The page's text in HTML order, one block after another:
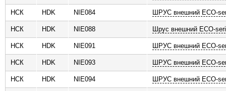
НСК HDK NIE084 ШРУС внешний ECO-
НСК HDK NIE088 Шрус внешний ECO-
НСК HDK NIE091 ШРУС внешний ECO-
НСК HDK NIE093 ШРУС внешний ECO-
НСК HDK NIE094 ШРУС внешний ECO-